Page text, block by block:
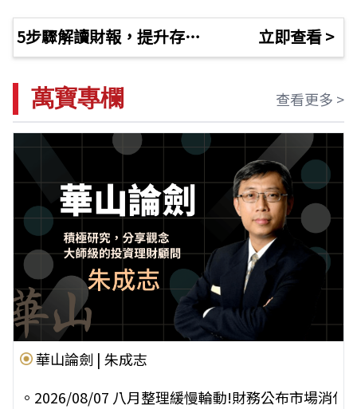
5步驟解讀財報，提升存股報酬率200％ 立即查看 >
萬寶專欄 查看更多 >
華山論劍 | 朱成志
。 2026/08/07 八月整理緩慢輪動!財務公布市場消